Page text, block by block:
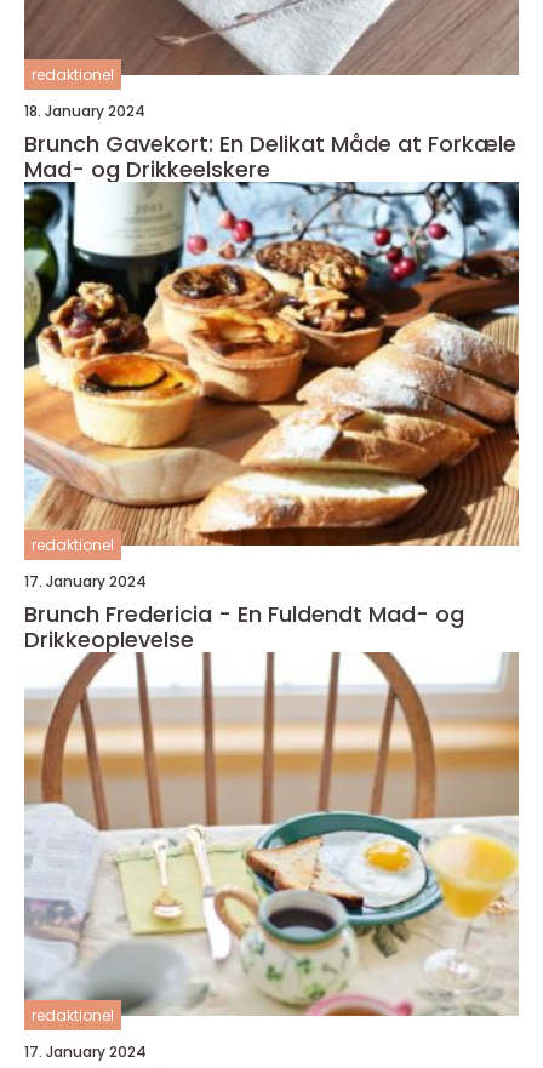
redaktionel
18. January 2024
Brunch Gavekort: En Delikat Måde at Forkæle
Mad- og Drikkeelskere
redaktionel
17. January 2024
Brunch Fredericia - En Fuldendt Mad- og
Drikkeoplevelse
redaktionel
17. January 2024